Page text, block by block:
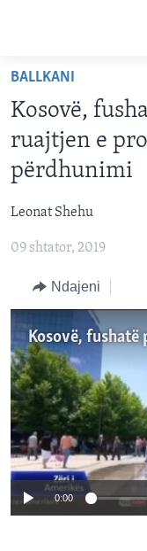
faqen
kryesore
tek
faqja
Kalo
tek
FAQJA KRYESORE
KATEGORITË
AMERIKA
BOTA
MJEDISI
SHKENCË DHE
SHËNDETËSI
INTERVISTA
DITARI
DITARI
Learning English
FOLLOW US
Gjuhët
BALLKANI
Kosovë,
ruajtjen e
përdhunimi
Leonat Shehu
09 shtator, 2019
Ndajeni
No
0:00